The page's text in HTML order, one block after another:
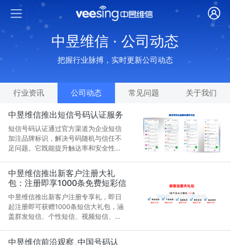
中昱维信 · 公司动态
把握行业脉搏，实时更新公司动态
行业资讯 公司动态 常见问题 关于我们
中昱维信推出短信号码认证服务
短信号码认证通过官方渠道为企业短信
加注品牌标识，解决号码随机与信任不
足问题。它既能提升触达率和安全性，
卓终端，广泛应用于电商、金融和政企
服务，正逐步成为企业通信标配。
中昱维信推出新客户注册大礼
包：注册即享1000条免费短彩信
中昱维信推出新客户注册专享礼，即日
起注册即可获赠1000条短信大礼包，涵
盖群发短信、个性短信、视频短信、群
企业一次性体验全产品服务，满足营销
中昱维信前沿观察_中国号码认